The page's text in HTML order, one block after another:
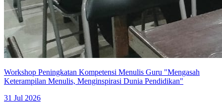
Workshop Peningkatan Kompetensi Menulis Guru "Mengasah
Keterampilan Menulis, Menginspirasi Dunia Pendidikan"
31 Jul 2026